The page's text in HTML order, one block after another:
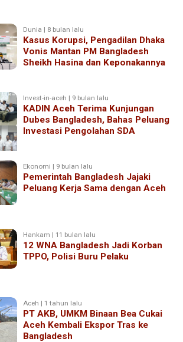
Dunia | 8 bulan lalu
Kasus Korupsi, Pengadilan Dhaka
Vonis Mantan PM Bangladesh
Sheikh Hasina dan Keponakannya
Invest-in-aceh | 9 bulan lalu
KADIN Aceh Terima Kunjungan
Dubes Bangladesh, Bahas Peluang
Investasi Pengolahan SDA
Ekonomi | 9 bulan lalu
Pemerintah Bangladesh Jajaki
Peluang Kerja Sama dengan Aceh
Hankam | 11 bulan lalu
12 WNA Bangladesh Jadi Korban
TPPO, Polisi Buru Pelaku
Aceh | 1 tahun lalu
PT AKB, UMKM Binaan Bea Cukai
Aceh Kembali Ekspor Tras ke
Bangladesh